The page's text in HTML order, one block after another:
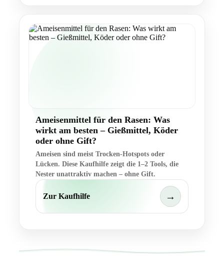
Ameisenmittel für den Rasen: Was
wirkt am besten – Gießmittel, Köder
oder ohne Gift?
Ameisen sind meist Trocken-Hotspots oder
Lücken. Diese Kaufhilfe zeigt die 1–2 Tools, die
Nester unattraktiv machen – ohne Gift.
Zur Kaufhilfe →